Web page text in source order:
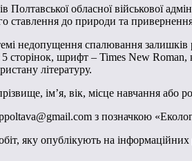
обласної військової
ставлення до природи та
недопущення спалювання
сторінок, шрифт – Times New
літературу.
ім’я, вік, місце навчання або
з позначкою
яку опублікують на